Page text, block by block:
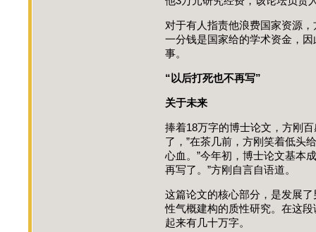
对于有人指责他浪费国家资源
一分钱是国家给的学术资金，
事。
“以后打死也不再写”
关于未来
捧着18万字的博士论文，方刚
了，”在茶几前，方刚笑着低头
心血。”今年初，博士论文基本
再写了。”方刚自言自语道。
这篇论文的核心部分，是发展
性气概建构的质性研究。在这
起来有几十万字。